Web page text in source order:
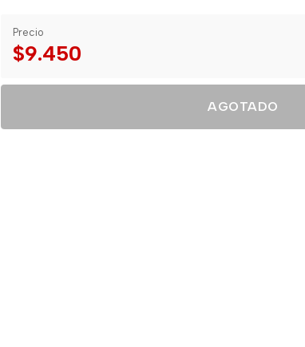
Precio
$9.450
AGOTADO